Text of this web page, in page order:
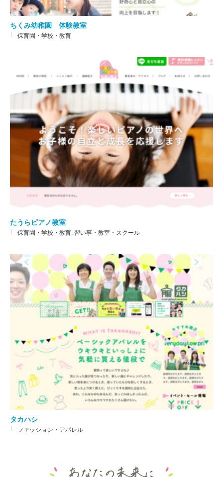
ちくみ幼稚園 体験教室
保育園・学校・教育
たうらピアノ教室
保育園・学校・教育, 習い事・教室・スクール
タカハシ
ファッション・アパレル